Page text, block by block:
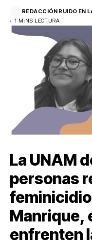
REDACCIÓN RUIDO EN
1 MINS LECTURA
La UNAM
personas
Manrique,
enfrenten